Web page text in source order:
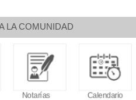
LA COMUNIDAD
Notarías
Calendario